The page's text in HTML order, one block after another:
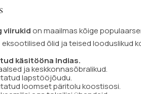
viirukid on maailmas kõige
eksootilised õlid ja teised looduslikud
käsitööna Indias.
ja keskkonnasõbralikud.
lapstööjõudu.
loomset päritolu koostisosi.